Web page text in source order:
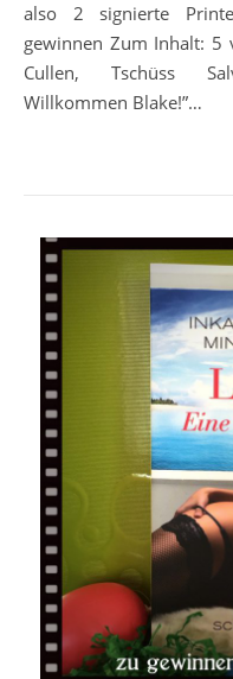
also 2 signierte
gewinnen Zum Inhalt: 5
Cullen, Tschüss
Willkommen Blake!”…